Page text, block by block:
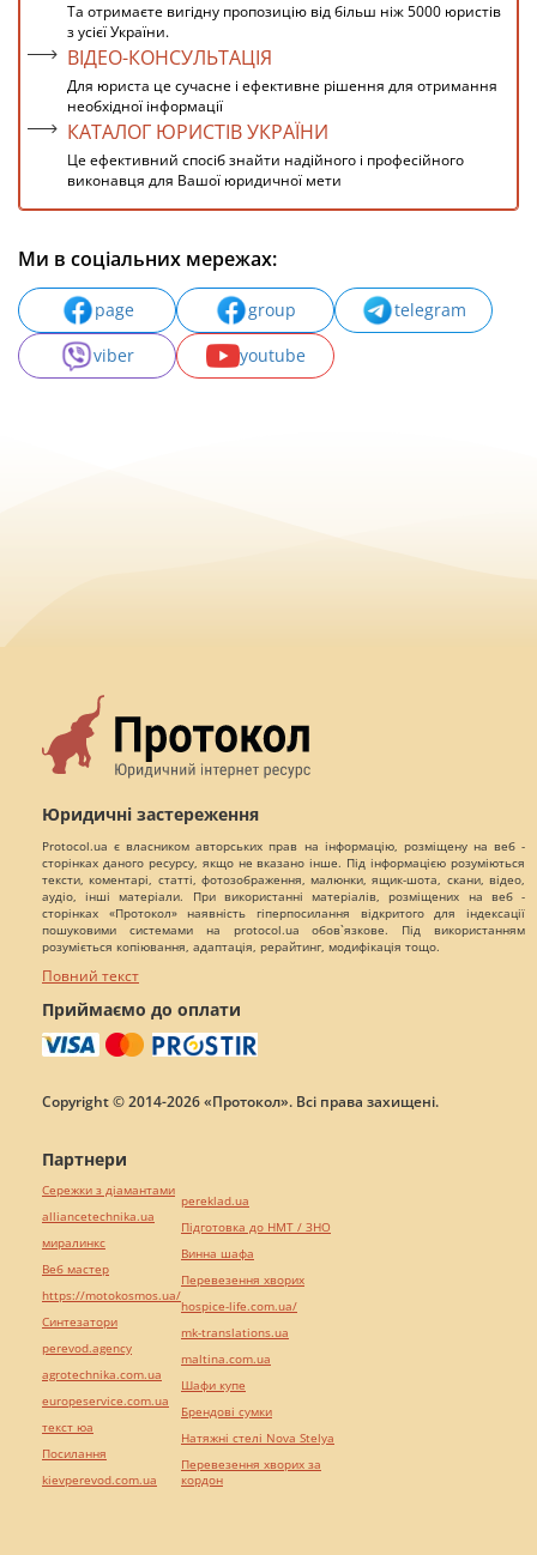
Та отримаєте вигідну пропозицію від більш ніж 5000 юристів
з усієї України.
ВІДЕО-КОНСУЛЬТАЦІЯ
Для юриста це сучасне і ефективне рішення для отримання
необхідної інформації
КАТАЛОГ ЮРИСТІВ УКРАЇНИ
Це ефективний спосіб знайти надійного і професійного
виконавця для Вашої юридичної мети
Ми в соціальних мережах:
page group
telegram
viber
youtube
Юридичні застереження
Protocol.ua є власником авторських прав на інформацію, розміщену на веб -
сторінках даного ресурсу, якщо не вказано інше. Під інформацією розуміються
тексти, коментарі, статті, фотозображення, малюнки, ящик-шота, скани, відео,
аудіо, інші матеріали. При використанні матеріалів, розміщених на веб -
сторінках «Протокол» наявність гіперпосилання відкритого для індексації
пошуковими системами на protocol.ua обов`язкове. Під використанням
розуміється копіювання, адаптація, рерайтинг, модифікація тощо.
Повний текст
Приймаємо до оплати
Copyright © 2014-2026 «Протокол». Всі права захищені.
Партнери
Сережки з діамантами
alliancetechnika.ua
миралинкс
Веб мастер
https://motokosmos.ua/
Синтезатори
perevod.agency
agrotechnika.com.ua
europeservice.com.ua
текст юа
Посилання
kievperevod.com.ua
pereklad.ua
Підготовка до НМТ / ЗНО
Винна шафа
Перевезення хворих
hospice-life.com.ua/
mk-translations.ua
maltina.com.ua
Шафи купе
Брендові сумки
Натяжні стелі Nova Stelya
Перевезення хворих за
кордон